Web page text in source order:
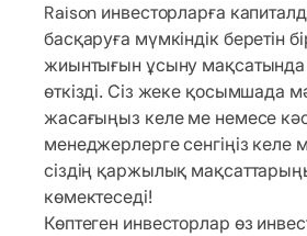
Raison инвесторларға
басқаруға мүмкіндік беретін
жиынтығын ұсыну мақсатында
өткізді. Сіз жеке қосымшада
жасағыңыз келе ме немесе
менеджерлерге сенгіңіз келе
сіздің қаржылық
көмектеседі!
Көптеген инвесторлар өз